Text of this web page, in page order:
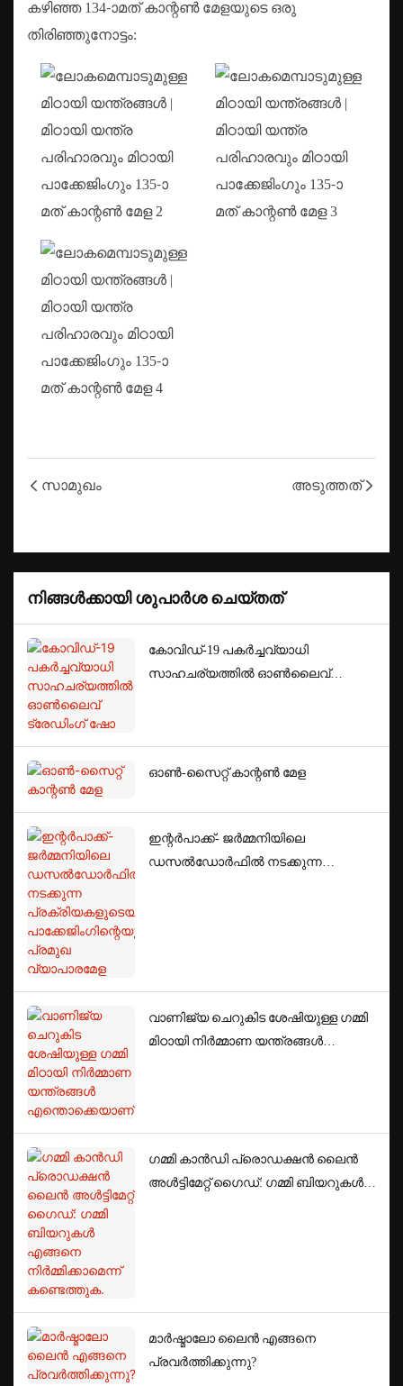
കഴിഞ്ഞ 134-ാമത് കാന്റൺ മേളയുടെ ഒരു
തിരിഞ്ഞുനോട്ടം:
സാമുഖം അടുത്തത്
നിങ്ങൾക്കായി ശുപാർശ ചെയ്‌തത്
കോവിഡ്-19 പകർച്ചവ്യാധി
സാഹചര്യത്തിൽ ഓൺ‌ലൈവ്
ഓൺ-സൈറ്റ് കാന്റൺ മേള
ഇന്റർപാക്ക്- ജർമ്മനിയിലെ
ഡസൽഡോർഫിൽ നടക്കുന്ന
വാണിജ്യ ചെറുകിട ശേഷിയുള്ള ഗമ്മി
മിഠായി നിർമ്മാണ യന്ത്രങ്ങൾ
ഗമ്മി കാൻഡി പ്രൊഡക്ഷൻ ലൈൻ
അൾട്ടിമേറ്റ് ഗൈഡ്: ഗമ്മി ബിയറുകൾ
മാർഷ്മാലോ ലൈൻ എങ്ങനെ
പ്രവർത്തിക്കുന്നു?